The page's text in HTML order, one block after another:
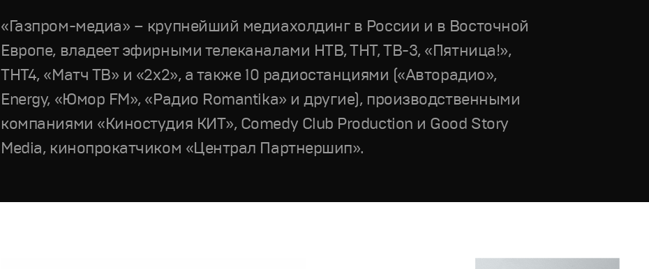
«Газпром-медиа» – крупнейший медиахолдинг в России и в Восточной
Европе, владеет эфирными телеканалами НТВ, ТНТ, ТВ-3, «Пятница!»,
ТНТ4, «Матч ТВ» и «2х2», а также 10 радиостанциями («Авторадио»,
Energy, «Юмор FM», «Радио Romantika» и другие), производственными
компаниями «Киностудия КИТ», Comedy Club Production и Good Story
Media, кинопрокатчиком «Централ Партнершип».